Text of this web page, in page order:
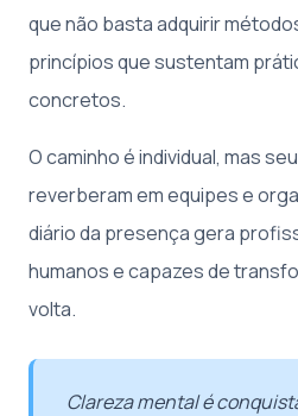
que não basta adquirir
princípios que sustentam
concretos.
O caminho é individual, mas
reverberam em equipes e
diário da presença gera
humanos e capazes de
volta.
Clareza mental é